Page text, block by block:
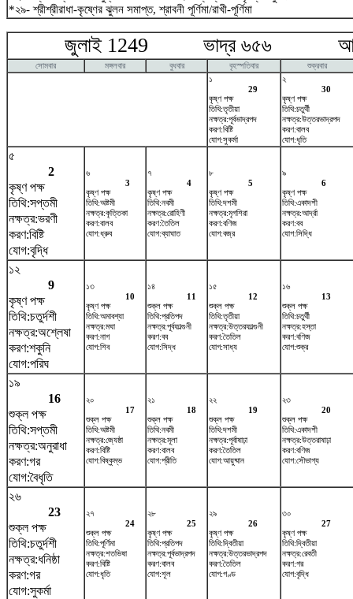
*২৯- শ্রীশ্রীরাধা-কৃষ্ণের ঝুলন সমাপ্ত, শ্রাবনী পূর্ণিমা/রাখী-পূর্ণিমা
জুলাই 1249 ভাদ্র ৬৫৬
সোমবার মঙ্গলবার বুধবার বৃহস্পতিবার
শুক্রবার
১
29
কৃষ্ণ পক্ষ
তিথি:তৃতীয়া
নক্ষত্র:পূর্বভাদ্রপদ
করণ:বিষ্টি
যোগ:সুকর্মা
২
30
কৃষ্ণ পক্ষ
তিথি:চতুর্থী
নক্ষত্র:উত্তরভাদ্রপদ
করণ:বালব
যোগ:ধৃতি
৫
2
কৃষ্ণ পক্ষ
তিথি:সপ্তমী
নক্ষত্র:ভরণী
করণ:বিষ্টি
যোগ:বৃদ্ধি
৬
3
কৃষ্ণ পক্ষ
তিথি:অষ্টমী
নক্ষত্র:কৃত্তিকা
করণ:বালব
যোগ:ধ্রুব
৭
4
কৃষ্ণ পক্ষ
তিথি:নবমী
নক্ষত্র:রোহিণী
করণ:তৈতিল
যোগ:ব্যাঘাত
৮
5
কৃষ্ণ পক্ষ
তিথি:দশমী
নক্ষত্র:মৃগশিরা
করণ:বণিজ
যোগ:বজ্র
৯
6
কৃষ্ণ পক্ষ
তিথি:একাদশী
নক্ষত্র:আর্দ্রা
করণ:বব
যোগ:সিদ্ধি
১২
9
কৃষ্ণ পক্ষ
তিথি:চতুর্দশী
নক্ষত্র:অশ্লেষা
করণ:শকুনি
যোগ:পরিঘ
১৩
10
কৃষ্ণ পক্ষ
তিথি:অমাবশ্যা
নক্ষত্র:মঘা
করণ:নাগ
যোগ:শিব
১৪
11
শুক্ল পক্ষ
তিথি:প্রতিপদ
নক্ষত্র:পূর্বফাল্গুনী
করণ:বব
যোগ:সিদ্ধ
১৫
12
শুক্ল পক্ষ
তিথি:তৃতীয়া
নক্ষত্র:উত্তরফাল্গুনী
করণ:তৈতিল
যোগ:সাধ্য
১৬
13
শুক্ল পক্ষ
তিথি:চতুর্থী
নক্ষত্র:হস্তা
করণ:বণিজ
যোগ:শুক্র
১৯
16
শুক্ল পক্ষ
তিথি:সপ্তমী
নক্ষত্র:অনুরাধা
করণ:গর
যোগ:বৈধৃতি
২০
17
শুক্ল পক্ষ
তিথি:অষ্টমী
নক্ষত্র:জ্যেষ্ঠা
করণ:বিষ্টি
যোগ:বিষ্কুম্ভ
২১
18
শুক্ল পক্ষ
তিথি:নবমী
নক্ষত্র:মূলা
করণ:বালব
যোগ:প্রীতি
২২
19
শুক্ল পক্ষ
তিথি:দশমী
নক্ষত্র:পূর্বাষাঢ়া
করণ:তৈতিল
যোগ:আয়ুষ্মান
২৩
20
শুক্ল পক্ষ
তিথি:একাদশী
নক্ষত্র:উত্তরাষাঢ়া
করণ:বণিজ
যোগ:সৌভাগ্য
২৬
23
শুক্ল পক্ষ
তিথি:চতুর্দশী
নক্ষত্র:ধনিষ্ঠা
করণ:গর
যোগ:সুকর্মা
২৭
24
শুক্ল পক্ষ
তিথি:পূর্ণিমা
নক্ষত্র:শতভিষ‌া
করণ:বিষ্টি
যোগ:ধৃতি
২৮
25
কৃষ্ণ পক্ষ
তিথি:প্রতিপদ
নক্ষত্র:পূর্বভাদ্রপদ
করণ:বালব
যোগ:শূল
২৯
26
কৃষ্ণ পক্ষ
তিথি:দ্বিতীয়া
নক্ষত্র:উত্তরভাদ্রপদ
করণ:তৈতিল
যোগ:গণ্ড
৩০
27
কৃষ্ণ পক্ষ
তিথি:দ্বিতীয়া
নক্ষত্র:রেবতী
করণ:গর
যোগ:বৃদ্ধি